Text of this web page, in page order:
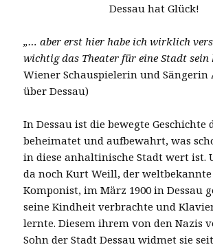
Dessau hat Glück!
„… aber erst hier habe ich wirklich
wichtig das Theater für eine Stadt sein
Wiener Schauspielerin und Sängerin
über Dessau)
In Dessau ist die bewegte Geschichte
beheimatet und aufbewahrt, was
in diese anhaltinische Stadt wert ist.
da noch Kurt Weill, der
Komponist, im März 1900 in Dessau
seine Kindheit verbrachte und
lernte. Diesem ihrem von den Nazis
Sohn der Stadt Dessau widmet sie